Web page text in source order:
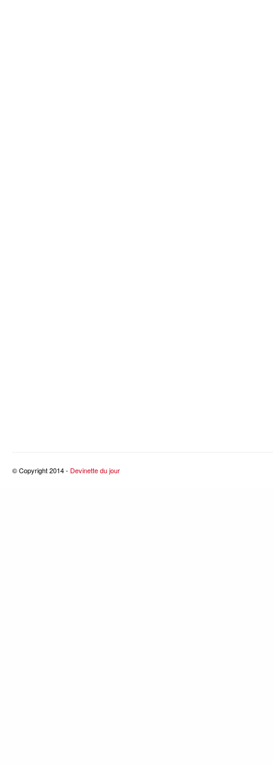
© Copyright 2014 - Devinette du jour